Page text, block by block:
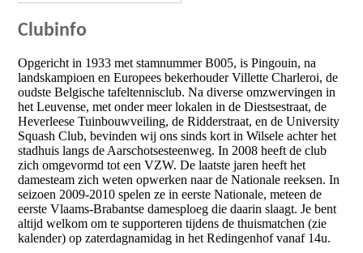
Clubinfo
Opgericht in 1933 met stamnummer B005, is Pingouin, na
landskampioen en Europees bekerhouder Villette Charleroi, de
oudste Belgische tafeltennisclub. Na diverse omzwervingen in
het Leuvense, met onder meer lokalen in de Diestsestraat, de
Heverleese Tuinbouwveiling, de Ridderstraat, en de University
Squash Club, bevinden wij ons sinds kort in Wilsele achter het
stadhuis langs de Aarschotsesteenweg. In 2008 heeft de club
zich omgevormd tot een VZW. De laatste jaren heeft het
damesteam zich weten opwerken naar de Nationale reeksen. In
seizoen 2009-2010 spelen ze in eerste Nationale, meteen de
eerste Vlaams-Brabantse damesploeg die daarin slaagt. Je bent
altijd welkom om te supporteren tijdens de thuismatchen (zie
kalender) op zaterdagnamidag in het Redingenhof vanaf 14u.